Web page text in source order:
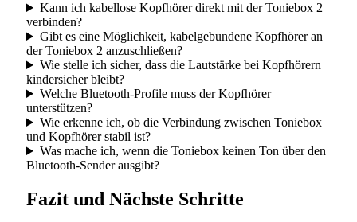
Kann ich kabellose Kopfhörer direkt mit der Toniebox 2
verbinden?
Gibt es eine Möglichkeit, kabelgebundene Kopfhörer an
der Toniebox 2 anzuschließen?
Wie stelle ich sicher, dass die Lautstärke bei Kopfhörern
kindersicher bleibt?
Welche Bluetooth-Profile muss der Kopfhörer
unterstützen?
Wie erkenne ich, ob die Verbindung zwischen Toniebox
und Kopfhörer stabil ist?
Was mache ich, wenn die Toniebox keinen Ton über den
Bluetooth-Sender ausgibt?
Fazit und Nächste Schritte